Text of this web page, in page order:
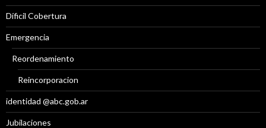
Díficil Cobertura
Emergencia
Reordenamiento
Reincorporacion
identidad @abc.gob.ar
Jubilaciones